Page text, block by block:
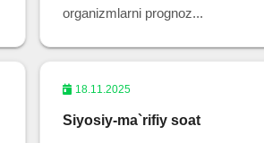
organizmlarni prognoz...
18.11.2025
Siyosiy-ma`rifiy soat